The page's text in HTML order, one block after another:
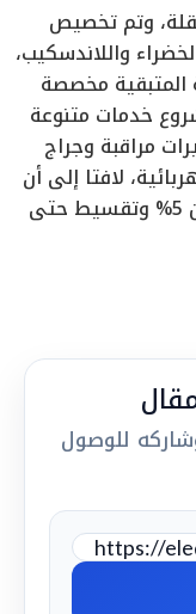
وتم تخصيص
واللاندسكيب،
المتبقية مخصصة
خدمات متنوعة
مراقبة وجراج
لافتا إلى أن
الشركة تقدم أنظمة سداد مرنة تبدأ من 5% وتقسيط حتى
للوصول